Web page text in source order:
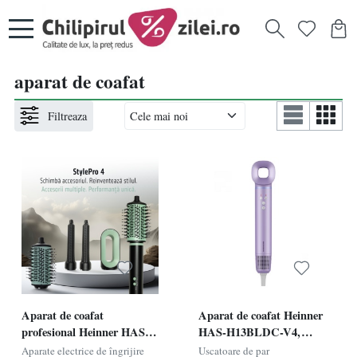
aparat de coafat
Filtreaza
Aparat de coafat
profesional Heinner HAS-
R15BLDC-BK4, 1500W,
Aparate electrice de îngrijire
Aparat de coafat Heinner
HAS-H13BLDC-V4,
Putere 1300W,
Uscatoare de par